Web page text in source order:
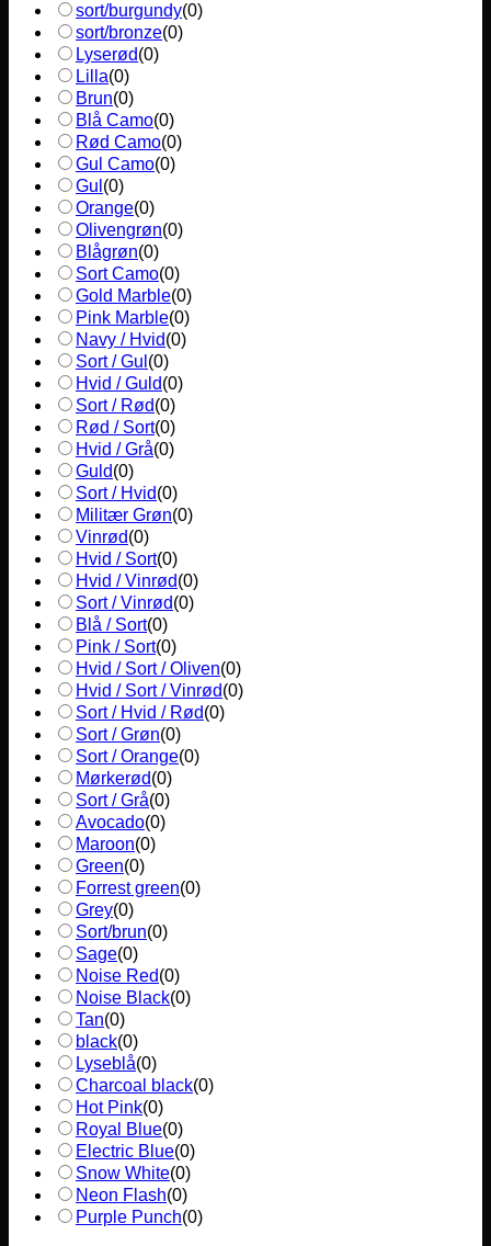
sort/burgundy(0)
sort/bronze(0)
Lyserød(0)
Lilla(0)
Brun(0)
Blå Camo(0)
Rød Camo(0)
Gul Camo(0)
Gul (0)
Orange(0)
Olivengrøn(0)
Blågrøn(0)
Sort Camo(0)
Gold Marble(0)
Pink Marble(0)
Navy / Hvid(0)
Sort / Gul (0)
Hvid / Guld(0)
Sort / Rød(0)
Rød / Sort(0)
Hvid / Grå(0)
Guld(0)
Sort / Hvid(0)
Militær Grøn(0)
Vinrød(0)
Hvid / Sort(0)
Hvid / Vinrød(0)
Sort / Vinrød(0)
Blå / Sort(0)
Pink / Sort(0)
Hvid / Sort / Oliven(0)
Hvid / Sort / Vinrød(0)
Sort / Hvid / Rød(0)
Sort / Grøn(0)
Sort / Orange(0)
Mørkerød(0)
Sort / Grå(0)
Avocado(0)
Maroon(0)
Green(0)
Forrest green(0)
Grey(0)
Sort/brun(0)
Sage(0)
Noise Red(0)
Noise Black(0)
Tan(0)
black(0)
Lyseblå(0)
Charcoal black(0)
Hot Pink(0)
Royal Blue(0)
Electric Blue(0)
Snow White(0)
Neon Flash(0)
Purple Punch(0)